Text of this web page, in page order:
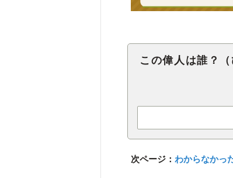
この偉人は誰？（
次ページ：わからなかっ